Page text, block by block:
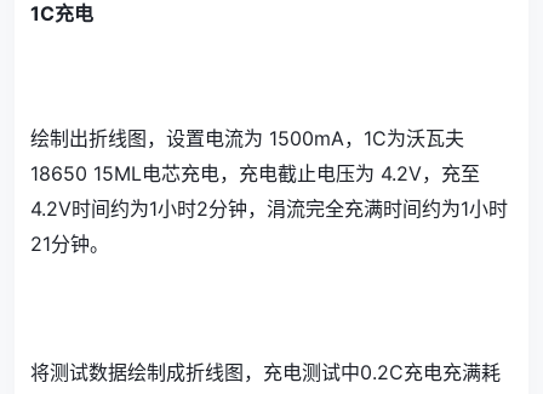
1C充电
绘制出折线图，设置电流为 1500mA，1C为沃瓦夫
18650 15ML电芯充电，充电截止电压为 4.2V，充至
4.2V时间约为1小时2分钟，涓流完全充满时间约为1小时
21分钟。
将测试数据绘制成折线图，充电测试中0.2C充电充满耗